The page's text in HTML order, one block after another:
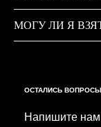
МОГУ ЛИ Я
Напишите нам
ОСТАЛИСЬ